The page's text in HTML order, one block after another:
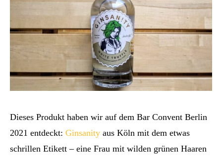
Dieses Produkt haben wir auf dem Bar Convent Berlin
2021 entdeckt: Ginsanity aus Köln mit dem etwas
schrillen Etikett – eine Frau mit wilden grünen Haaren